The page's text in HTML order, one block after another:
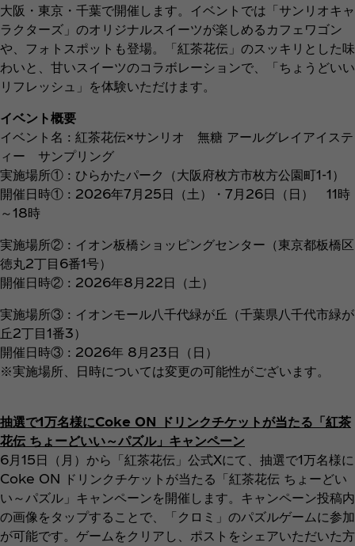
大阪・東京・千葉で開催します。イベントでは「サンリオキャ
ラクターズ」のオリジナルスイーツが楽しめるカフェワゴン
や、フォトスポットも登場。「紅茶花伝」のスッキリとした味
わいと、甘いスイーツのコラボレーションで、「ちょうどいい
リフレッシュ」を体験いただけます。
イベント概要
イベント名 : 紅茶花伝×サンリオ 無糖 アールグレイアイステ
ィー サンプリング
実施場所① : ひらかたパーク（大阪府枚方市枚方公園町1-1​）
開催日時① : 2026年7月25日（土）・7月26日（日） 11時
～18時
実施場所② : イオン板橋ショッピングセンター（東京都板橋区
徳丸2丁目6番1号）
開催日時② : 2026年8月22日（土）
実施場所③ : イオンモール八千代緑が丘（千葉県八千代市緑が
丘2丁目1番3）
開催日時③ : 2026年 8月23日（日）
※実施場所、日時については変更の可能性がございます。
抽選で1万名様にCoke ON ドリンクチケットが当たる「紅茶
花伝 ちょーどいい～パズル」キャンペーン
6月15日（月）から「紅茶花伝」公式Xにて、抽選で1万名様に
Coke ON ドリンクチケットが当たる「紅茶花伝 ちょーどい
い～パズル」キャンペーンを開催します。キャンペーン投稿内
の画像をタップすることで、「クロミ」のパズルゲームに参加
が可能です。ゲームをクリアし、ポストをシェアいただいた方